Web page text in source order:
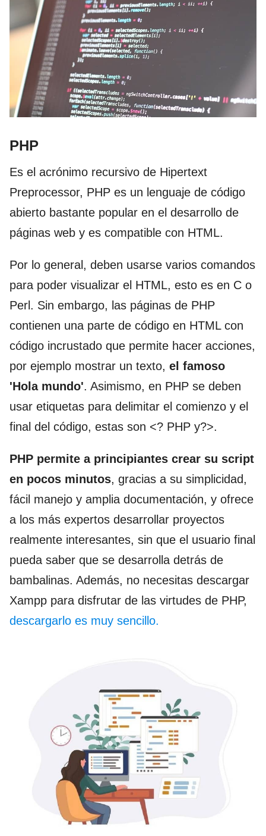
PHP
Es el acrónimo recursivo de Hipertext
Preprocessor, PHP es un lenguaje de código
abierto bastante popular en el desarrollo de
páginas web y es compatible con HTML.
Por lo general, deben usarse varios comandos
para poder visualizar el HTML, esto es en C o
Perl. Sin embargo, las páginas de PHP
contienen una parte de código en HTML con
código incrustado que permite hacer acciones,
por ejemplo mostrar un texto, el famoso
'Hola mundo'. Asimismo, en PHP se deben
usar etiquetas para delimitar el comienzo y el
final del código, estas son <? PHP y?>.
PHP permite a principiantes crear su script
en pocos minutos, gracias a su simplicidad,
fácil manejo y amplia documentación, y ofrece
a los más expertos desarrollar proyectos
realmente interesantes, sin que el usuario final
pueda saber que se desarrolla detrás de
bambalinas. Además, no necesitas descargar
Xampp para disfrutar de las virtudes de PHP,
descargarlo es muy sencillo.